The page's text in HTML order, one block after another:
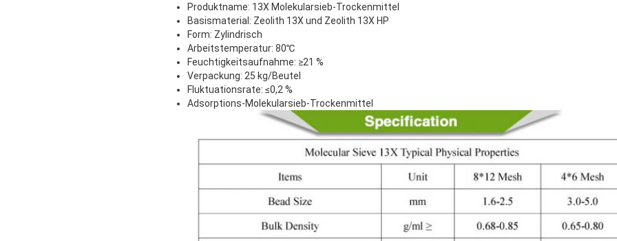
Produktname: 13X Molekularsieb-Trockenmittel
Basismaterial: Zeolith 13X und Zeolith 13X HP
Form: Zylindrisch
Arbeitstemperatur: 80℃
Feuchtigkeitsaufnahme: ≥21 %
Verpackung: 25 kg/Beutel
Fluktuationsrate: ≤0,2 %
Adsorptions-Molekularsieb-Trockenmittel